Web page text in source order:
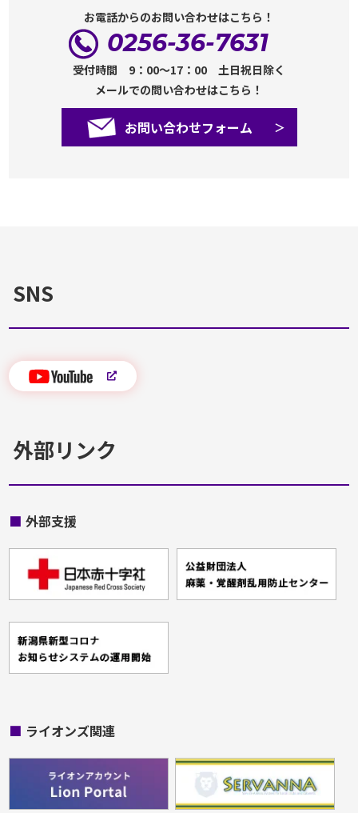
お電話からのお問い合わせはこちら！
0256-36-7631
受付時間 9：00～17：00 土日祝日除く
メールでの問い合わせはこちら！
お問い合わせフォーム
SNS
外部リンク
■ 外部支援
■ ライオンズ関連